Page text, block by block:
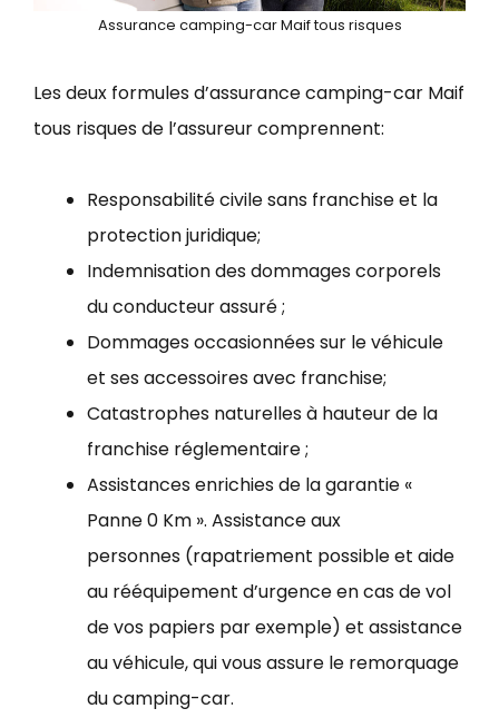
Assurance camping-car Maif tous risques
Les deux formules d’assurance camping-car Maif
tous risques de l’assureurcomprennent:
Responsabilité civile sans franchise et la
protection juridique;
Indemnisation des dommages corporels
du conducteur assuré ;
Dommages occasionnées sur le véhicule
et ses accessoires avec franchise;
Catastrophes naturelles à hauteur de la
franchise réglementaire ;
Assistances enrichies de la garantie «
Panne 0 Km ». Assistance aux
personnes (rapatriement possible et aide
au rééquipement d’urgence en cas de vol
de vos papiers par exemple) et assistance
au véhicule, qui vous assure le remorquage
du camping-car.